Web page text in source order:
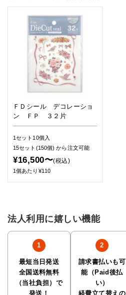
ＦＤシール デコレーショ
ン ＦＰ ３２片
1セット10個入
15セット(150個)から注文可能
¥16,500〜(税込)
1個あたり¥110
法人利用に嬉しい機能
最短当日発送
全国送料無料
（当社負担）で
発送！
請求書払いも可
能（Paid後払
い）
経費立て替えの